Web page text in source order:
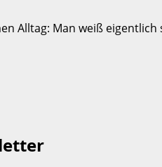
Alltag: Man weiß